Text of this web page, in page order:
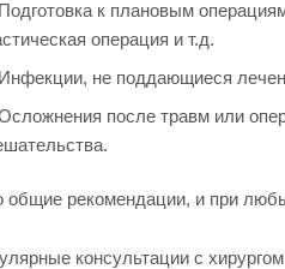
Подготовка к плановым
операция и т.д.
Инфекции, не поддающиеся
после травм или
общие рекомендации, и при
консультации с